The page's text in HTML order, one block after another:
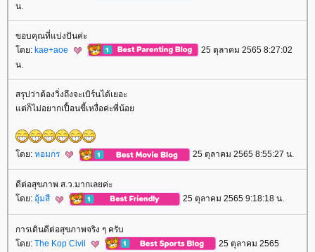
น.
ขอบคุณที่แบ่งปันค่ะ
ดย: kae+aoe
25 ตุลาคม 2565 8:27:02
น.
สรุปว่าต้องวิ่งถึงจะเบิร์นได้เยอะ
ต่ก็ไม่อยากเปื้อนขี้เหงื่อค่ะพี่น้อ
ดย: หอมกร 25 ตุลาคม 2565 8:55:27 น.
ดีต่อสุขภาพ ส.ว.มากเลยค่ะ
ดย: อุ้มสี 25 ตุลาคม 2565 9:18:18 น.
การเดินดีต่อสุขภาพจริง ๆ ครับ
ดย: The Kop Civil
25 ตุลาคม 2565